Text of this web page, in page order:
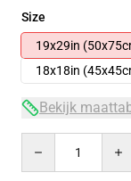
Size
19x29in
18x18in
Bekijk